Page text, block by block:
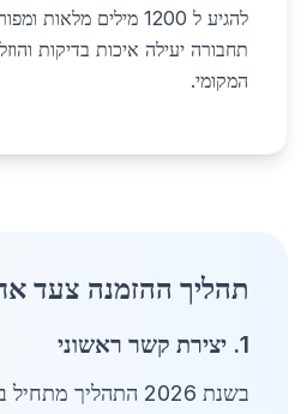
להגיע ל 1200 מילים
תחבורה יעילה איכות בדיקות
המקומי.
תהליך ההזמנה צעד
1. יצירת קשר ראשוני
בשנת 2026 התהליך